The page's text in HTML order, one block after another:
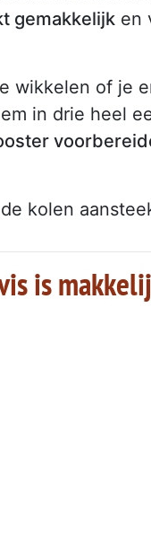
gemakkelijk en
wikkelen of je
in drie heel
kolen
is